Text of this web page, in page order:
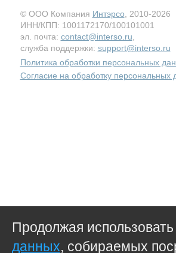
© ООО Компания Интэрсо , 2010-2026
ИНН/КПП: 1001172170/100101001
эл. почта: contact@interso.ru
служба поддержки: support@interso.ru
Политика обработки персональных
Согласие на обработку персональных
Продолжая
данных, собираемых